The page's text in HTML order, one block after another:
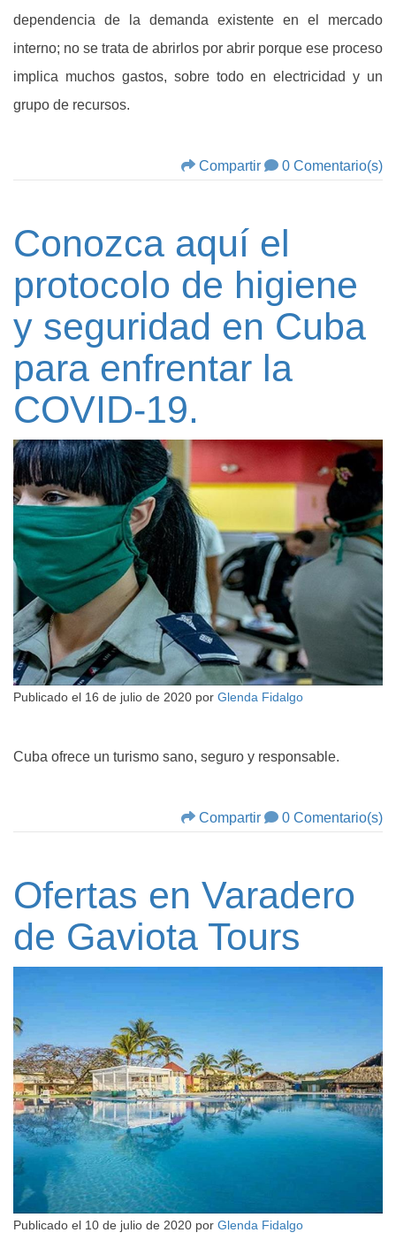
dependencia de la demanda existente en el mercado
interno; no se trata de abrirlos por abrir porque ese proceso
implica muchos gastos, sobre todo en electricidad y un
grupo de recursos.
Compartir 0 Comentario(s)
Conozca aquí el
protocolo de higiene
y seguridad en Cuba
para enfrentar la
COVID-19.
Publicado el 16 de julio de 2020 por Glenda Fidalgo
Cuba ofrece un turismo sano, seguro y responsable.
Compartir 0 Comentario(s)
Ofertas en Varadero
de Gaviota Tours
Publicado el 10 de julio de 2020 por Glenda Fidalgo